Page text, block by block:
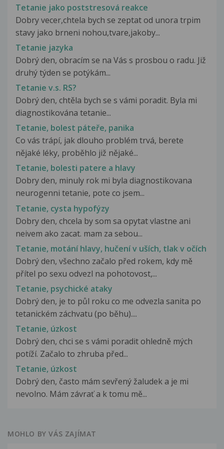
Tetanie jako poststresová reakce
Dobry vecer,chtela bych se zeptat od unora trpim
stavy jako brneni nohou,tvare,jakoby...
Tetanie jazyka
Dobrý den, obracím se na Vás s prosbou o radu. Již
druhý týden se potýkám...
Tetanie v.s. RS?
Dobrý den, chtěla bych se s vámi poradit. Byla mi
diagnostikována tetanie...
Tetanie, bolest páteře, panika
Co vás trápí, jak dlouho problém trvá, berete
nějaké léky, proběhlo již nějaké...
Tetanie, bolesti patere a hlavy
Dobry den, minuly rok mi byla diagnostikovana
neurogenni tetanie, pote co jsem...
Tetanie, cysta hypofýzy
Dobry den, chcela by som sa opytat vlastne ani
neivem ako zacat. mam za sebou...
Tetanie, motání hlavy, hučení v uších, tlak v očích
Dobrý den, všechno začalo před rokem, kdy mě
přítel po sexu odvezl na pohotovost,...
Tetanie, psychické ataky
Dobrý den, je to půl roku co me odvezla sanita po
tetanickém záchvatu (po běhu)....
Tetanie, úzkost
Dobrý den, chci se s vámi poradit ohledně mých
potíží. Začalo to zhruba před...
Tetanie, úzkost
Dobrý den, často mám sevřený žaludek a je mi
nevolno. Mám závrať a k tomu mě...
MOHLO BY VÁS ZAJÍMAT